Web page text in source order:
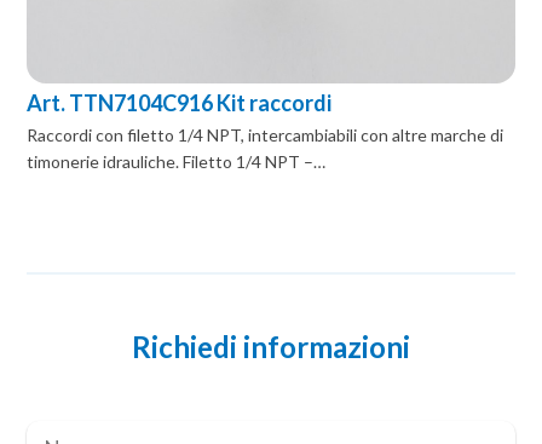
Art. TTN7104C916 Kit raccordi
Raccordi con filetto 1/4 NPT, intercambiabili con altre marche di
timonerie idrauliche. Filetto 1/4 NPT –…
Richiedi informazioni